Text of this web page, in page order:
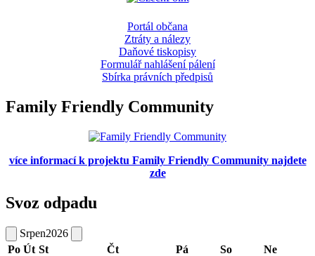
Portál občana
Ztráty a nálezy
Daňové tiskopisy
Formulář nahlášení pálení
Sbírka právních předpisů
Family Friendly Community
více informací k projektu Family Friendly Community najdete
zde
Svoz odpadu
Srpen2026
Po Út St Čt Pá So Ne